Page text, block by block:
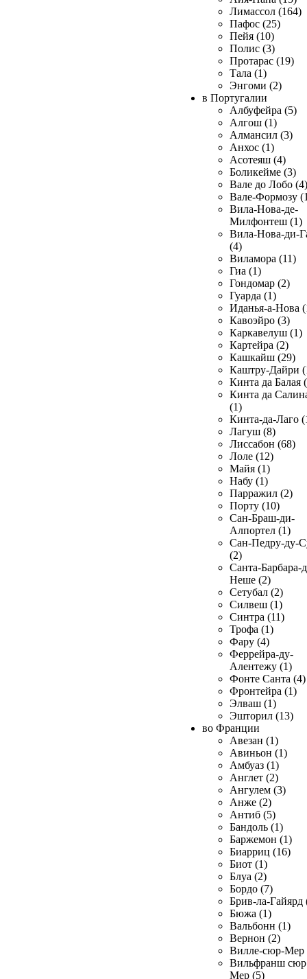
Лимассол (164)
Пафос (25)
Пейя (10)
Полис (3)
Протарас (19)
Тала (1)
Энгоми (2)
в Португалии
Албуфейра (5)
Алгош (1)
Алмансил (3)
Анхос (1)
Асотеяш (4)
Боликейме (3)
Вале до Лобо (4)
Вале-Формозу
Вила-Нова-де-
Милфонтеш (1)
Вила-Нова-ди-
(4)
Виламора (11)
Гиа (1)
Гондомар (2)
Гуарда (1)
Иданья-а-Нова
Кавоэйро (3)
Каркавелуш (1)
Картейра (2)
Кашкайш (29)
Каштру-Дайри
Кинта да Балая
Кинта да
(1)
Кинта-да-Лаго
Лагуш (8)
Лиссабон (68)
Лоле (12)
Майя (1)
Набу (1)
Парражил (2)
Порту (10)
Сан-Браш-ди-
Алпортел (1)
Сан-Педру-ду-
(2)
Санта-Барбара-
Неше (2)
Сетубал (2)
Силвеш (1)
Синтра (11)
Трофа (1)
Фару (4)
Феррейра-ду-
Алентежу (1)
Фонте Санта (4)
Фронтейра (1)
Элваш (1)
Эшторил (13)
во Франции
Авезан (1)
Авиньон (1)
Амбуаз (1)
Англет (2)
Ангулем (3)
Анже (2)
Антиб (5)
Бандоль (1)
Баржемон (1)
Биарриц (16)
Биот (1)
Блуа (2)
Бордо (7)
Брив-ла-Гайярд
Бюжа (1)
Вальбонн (1)
Вернон (2)
Вилле-сюр-Мер
Вильфранш сюр
Мер (5)